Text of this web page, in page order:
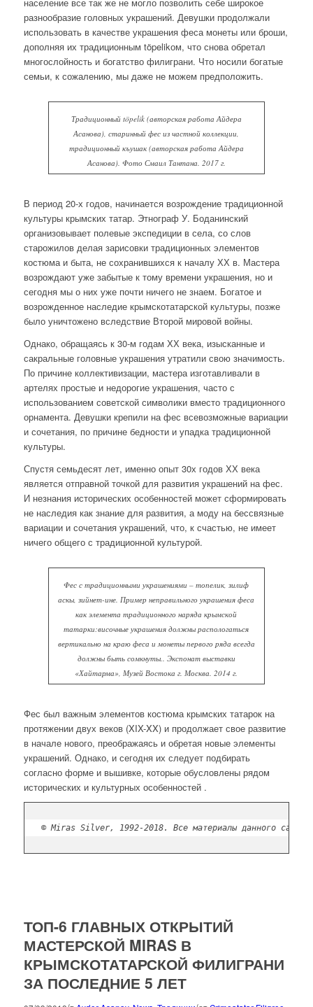
разнообразие головных украшений. Девушки продолжали
использовать в качестве украшения феса монеты или броши,
дополняя их традиционным töpelikом, что снова обретал
многослойность и богатство филиграни. Что носили богатые
семьи, к сожалению, мы даже не можем предположить.
Традиционный töpelik (авторская работа Айдера
Асанова), старинный фес из частной коллекции,
традиционный къушак (авторская работа Айдера
Асанова). Фото Смаил Тантана. 2017 г.
В период 20-х годов, начинается возрождение традиционной
культуры крымских татар. Этнограф У. Боданинский
организовывает полевые экспедиции в села, со слов
старожилов делая зарисовки традиционных элементов
костюма и быта, не сохранившихся к началу ХХ в. Мастера
возрождают уже забытые к тому времени украшения, но и
сегодня мы о них уже почти ничего не знаем. Богатое и
возрожденное наследие крымскотатарской культуры, позже
было уничтожено вследствие Второй мировой войны.
Однако, обращаясь к 30-м годам ХХ века, изысканные и
сакральные головные украшения утратили свою значимость.
По причине коллективизации, мастера изготавливали в
артелях простые и недорогие украшения, часто с
использованием советской символики вместо традиционного
орнамента. Девушки крепили на фес всевозможные вариации
и сочетания, по причине бедности и упадка традиционной
культуры.
Спустя семьдесят лет, именно опыт 30х годов ХХ века
является отправной точкой для развития украшений на фес.
И незнания исторических особенностей может сформировать
не наследия как знание для развития, а моду на бессвязные
вариации и сочетания украшений, что, к счастью, не имеет
ничего общего с традиционной культурой.
Фес с традиционными украшениями – топелик, зилиф
аскы, зийнет-ине. Пример неправильного украшения феса
как элемента традиционного наряда крымской
татарки:височные украшения должны распологаться
вертикально на краю феса и монеты первого ряда всегда
должны быть сомкнуты.. Экспонат выставки
«Хайтарма», Музей Востока г. Москва. 2014 г.
Фес был важным элементов костюма крымских татарок на
протяжении двух веков (XIX-XX) и продолжает свое развитие
в начале нового, преображаясь и обретая новые элементы
украшений. Однако, и сегодня их следует подбирать
согласно форме и вышивке, которые обусловлены рядом
исторических и культурных особенностей .
© Miras Silver, 1992-2018. Все материалы данного сайта
ТОП-6 ГЛАВНЫХ ОТКРЫТИЙ
МАСТЕРСКОЙ MIRAS В
КРЫМСКОТАТАРСКОЙ ФИЛИГРАНИ
ЗА ПОСЛЕДНИЕ 5 ЛЕТ